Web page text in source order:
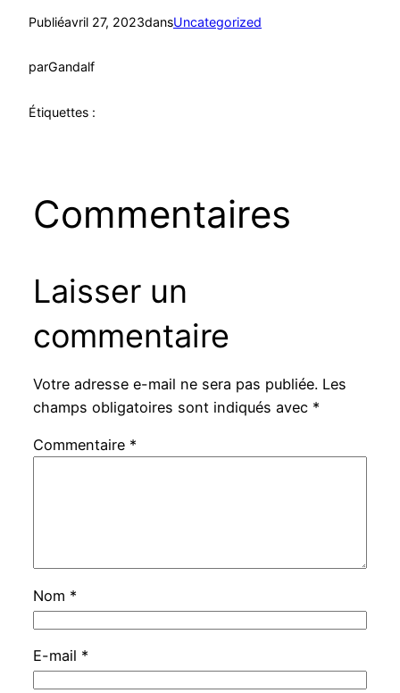
Publiéavril 27, 2023dansUncategorized
parGandalf
Étiquettes :
Commentaires
Laisser un
commentaire
Votre adresse e-mail ne sera pas publiée. Les
champs obligatoires sont indiqués avec *
Commentaire *
Nom *
E-mail *